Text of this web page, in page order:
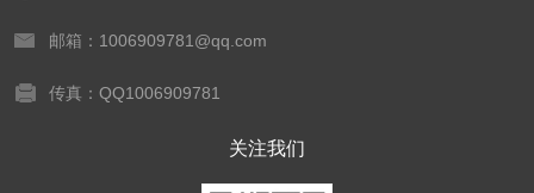
邮箱：1006909781@qq.com
传真：QQ1006909781
关注我们